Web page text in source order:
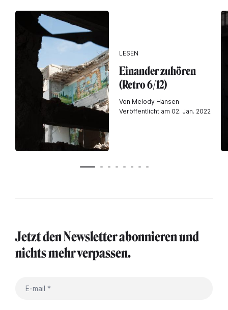
LESEN
Einander zuhören
(Retro 6/12)
Von Melody Hansen
Veröffentlicht am 02. Jan. 2022
Jetzt den Newsletter abonnieren und
nichts mehr verpassen.